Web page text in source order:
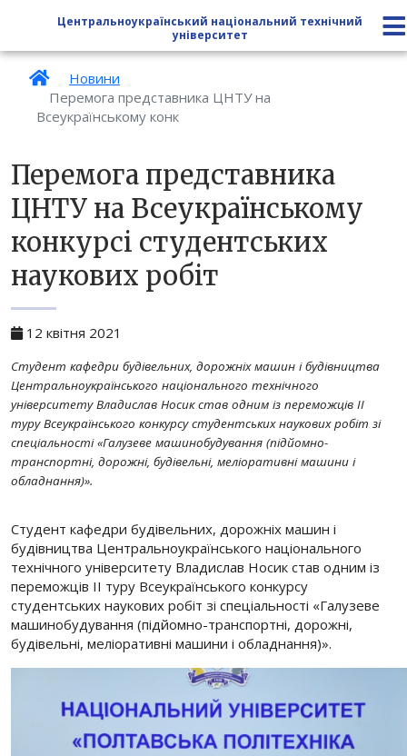
Центральноукраїнський національний технічний
університет
Новини
Перемога представника ЦНТУ на
Всеукраїнському конк
Перемога представника
ЦНТУ на Всеукраїнському
конкурсі студентських
наукових робіт
12 квітня 2021
Студент кафедри будівельних, дорожніх машин і будівництва
Центральноукраїнського національного технічного
університету Владислав Носик став одним із переможців ІІ
туру Всеукраїнського конкурсу студентських наукових робіт зі
спеціальності «Галузеве машинобудування (підйомно-
транспортні, дорожні, будівельні, меліоративні машини і
обладнання)».
Студент кафедри будівельних, дорожніх машин і
будівництва Центральноукраїнського національного
технічного університету Владислав Носик став одним із
переможців ІІ туру Всеукраїнського конкурсу
студентських наукових робіт зі спеціальності «Галузеве
машинобудування (підйомно-транспортні, дорожні,
будівельні, меліоративні машини і обладнання)».